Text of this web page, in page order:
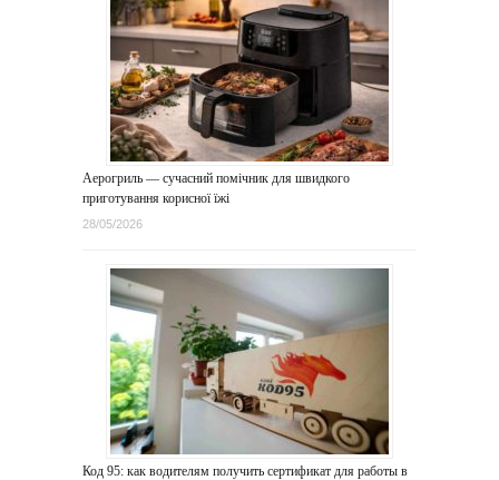
Аерогриль — сучасний помічник для швидкого
приготування корисної їжі
28/05/2026
Код 95: как водителям получить сертификат для работы в